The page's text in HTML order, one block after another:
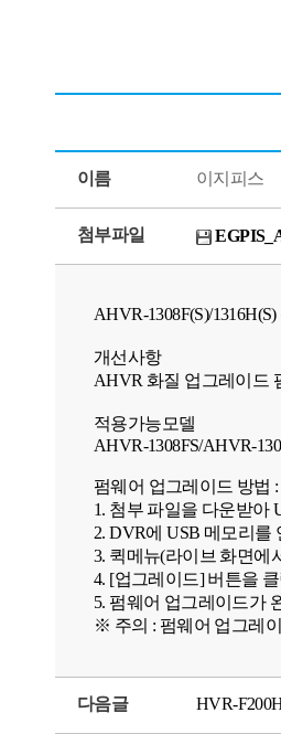
이름 이지피스
첨부파일
AHVR-1308F(S)/
개선사항
AHVR 화질 업그레이드
적용가능모델
AHVR-1308FS/AHVR-
펌웨어 업그레이드 방법 :
1. 첨부 파일을 다운받아
2. DVR에 USB 메모리를
3. 퀵메뉴(라이브 화면
4. [업그레이드] 버튼을
5. 펌웨어 업그레이드가
※ 주의 : 펌웨어 업그레
다음글 HVR-